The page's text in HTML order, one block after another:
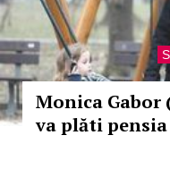
Monica Gabor
va plăti